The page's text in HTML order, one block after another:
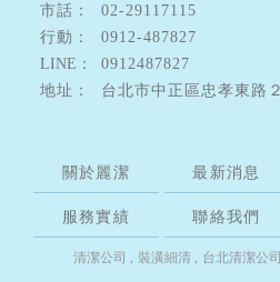
02-29117115
0912-487827
0912487827
台北市中正區忠孝東路
關於麗潔 最新消息
服務實績 聯絡我們
清潔公司 裝潢細清 台北清潔公司